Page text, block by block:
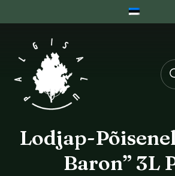
Lodjap-
Baron” 3L